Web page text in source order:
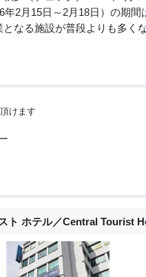
年2月15日～2月18日）の期間
なる施設が普段よりも多くな
けます
ト ホテル／Central Tourist